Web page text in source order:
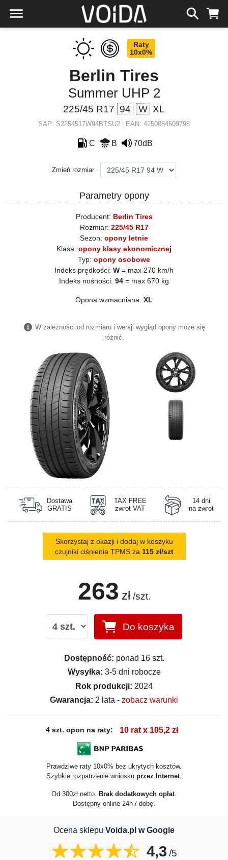
Raty
10x0%
Berlin Tires
Summer UHP 2
225/45 R17 94 W XL
SAP: S2254517W94BTSU2 | EAN: 4250084609798
C B 70dB
Zmień rozmiar
Parametry opony
Producent: Berlin Tires
Rozmiar: 225/45 R17
Sezon: opony letnie
Klasa: opony klasy ekonomicznej
Typ: opony osobowe
Indeks prędkości: W = max 270 km/h
Indeks nośności: 94 = max 670 kg
Opona wzmacniana: XL
W zależności od rozmiaru i wersji wygląd opony może się
różnić.
Dostawa
GRATIS
TAX FREE
zwrot VAT
14 dni
na zwrot
Skorzystaj z okazji i dodaj w koszyku
czujniki ciśnienia TPMS za 115 zł/szt
263 zł /szt.
Do koszyka
Dostępność: ponad 16 szt.
Wysyłka: 3-5 dni robocze
Rok produkcji: 2024
Gwarancja: 2 lata - zobacz warunki
4 szt. opon na raty: 10 rat x 105,2 zł
Prawdziwe raty 10x0% bez ukrytych kosztów.
Szybkie rozpatrzenie wniosku przez Internet
Od 300zł netto. Brak dodatkowych opłat
Dostępny online 24h / dobę.
Ocena sklepu Voida.pl w Google
4,3 /5